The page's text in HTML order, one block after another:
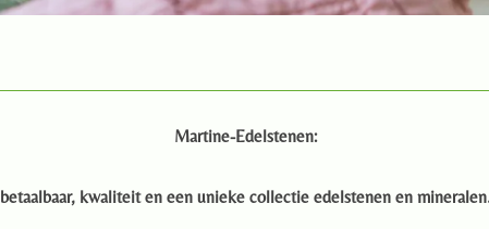
Martine-Edelstenen:
betaalbaar, kwaliteit en een unieke collectie edelstenen en